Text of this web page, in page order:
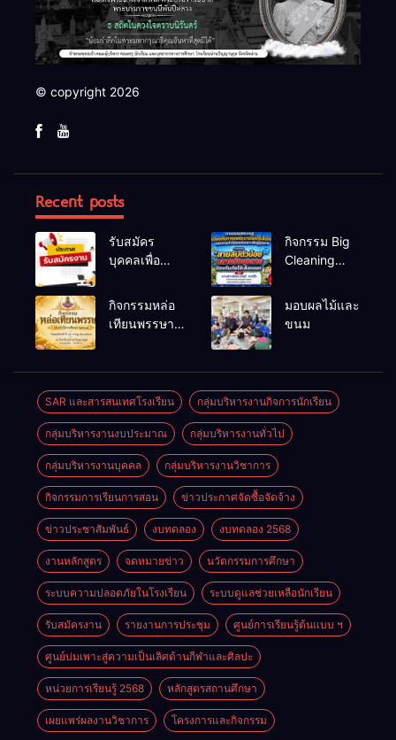
© copyright 2026
Recent posts
รับสมัคร
บุคคลเพื่อ
เลือกสรรเป็น
พนักงาน
กิจกรรม Big
Cleaning
ป้องกันโรคไข้
กิจกรรมหล่อ
เทียนพรรษา
มอบผลไม้และ
ขนม
SAR และสารสนเทศโรงเรียน กลุ่มบริหารงานกิจการนักเรียน
กลุ่มบริหารงานงบประมาณ กลุ่มบริหารงานทั่วไป
กลุ่มบริหารงานบุคคล กลุ่มบริหารงานวิชาการ
กิจกรรมการเรียนการสอน ข่าวประกาศจัดซื้อจัดจ้าง
ข่าวประชาสัมพันธ์ งบทดลอง งบทดลอง 2568
งานหลักสูตร จดหมายข่าว นวัตกรรมการศึกษา
ระบบความปลอดภัยในโรงเรียน ระบบดูแลช่วยเหลือนักเรียน
รับสมัครงาน รายงานการประชุม ศูนย์การเรียนรู้ต้นแบบ ฯ
ศูนย์บ่มเพาะสู่ความเป็นเลิศด้านกีฬาและศิลปะ
หน่วยการเรียนรู้ 2568 หลักสูตรสถานศึกษา
เผยแพร่ผลงานวิชาการ โครงการและกิจกรรม